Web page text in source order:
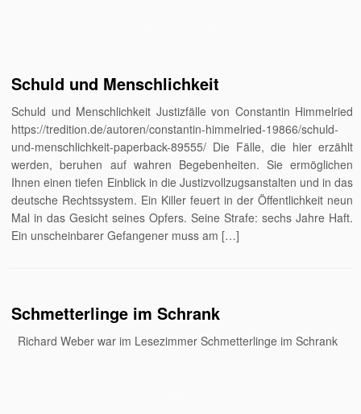
Schuld und Menschlichkeit
Schuld und Menschlichkeit Justizfälle von Constantin Himmelried
https://tredition.de/autoren/constantin-himmelried-19866/schuld-
und-menschlichkeit-paperback-89555/ Die Fälle, die hier erzählt
werden, beruhen auf wahren Begebenheiten. Sie ermöglichen
Ihnen einen tiefen Einblick in die Justizvollzugsanstalten und in das
deutsche Rechtssystem. Ein Killer feuert in der Öffentlichkeit neun
Mal in das Gesicht seines Opfers. Seine Strafe: sechs Jahre Haft.
Ein unscheinbarer Gefangener muss am […]
Schmetterlinge im Schrank
Richard Weber war im Lesezimmer Schmetterlinge im Schrank